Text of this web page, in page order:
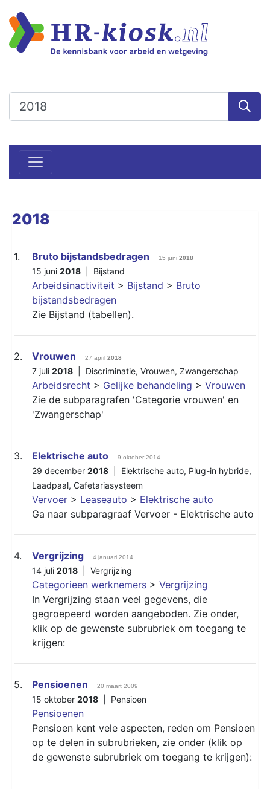
2018
1. Bruto bijstandsbedragen 15 juni 2018
15 juni 2018 Bijstand
Arbeidsinactiviteit > Bijstand > Bruto
bijstandsbedragen
Zie Bijstand (tabellen).
2. Vrouwen 27 april 2018
7 juli 2018 Discriminatie, Vrouwen, Zwangerschap
Arbeidsrecht > Gelijke behandeling > Vrouwen
Zie de subparagrafen 'Categorie vrouwen' en
'Zwangerschap'
3. Elektrische auto 9 oktober 2014
29 december 2018 Elektrische auto, Plug-in hybride,
Laadpaal, Cafetariasysteem
Vervoer > Leaseauto > Elektrische auto
Ga naar subparagraaf Vervoer - Elektrische auto
4. Vergrijzing 4 januari 2014
14 juli 2018 Vergrijzing
Categorieen werknemers > Vergrijzing
In Vergrijzing staan veel gegevens, die
gegroepeerd worden aangeboden. Zie onder,
klik op de gewenste subrubriek om toegang te
krijgen:
5. Pensioenen 20 maart 2009
15 oktober 2018 Pensioen
Pensioenen
Pensioen kent vele aspecten, reden om Pensioen
op te delen in subrubrieken, zie onder (klik op
de gewenste subrubriek om toegang te krijgen):